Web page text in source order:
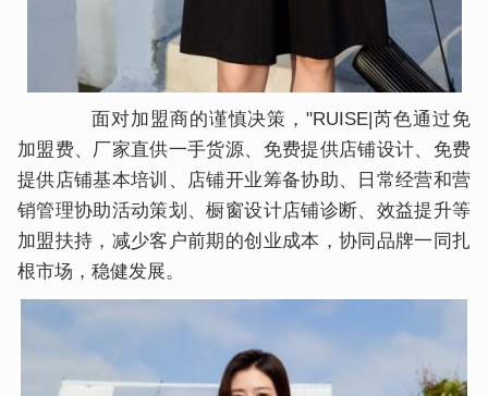
面对加盟商的谨慎决策，"RUISE|芮色通过免
加盟费、厂家直供一手货源、免费提供店铺设计、免费
提供店铺基本培训、店铺开业筹备协助、日常经营和营
销管理协助活动策划、橱窗设计店铺诊断、效益提升等
加盟扶持，减少客户前期的创业成本，协同品牌一同扎
根市场，稳健发展。